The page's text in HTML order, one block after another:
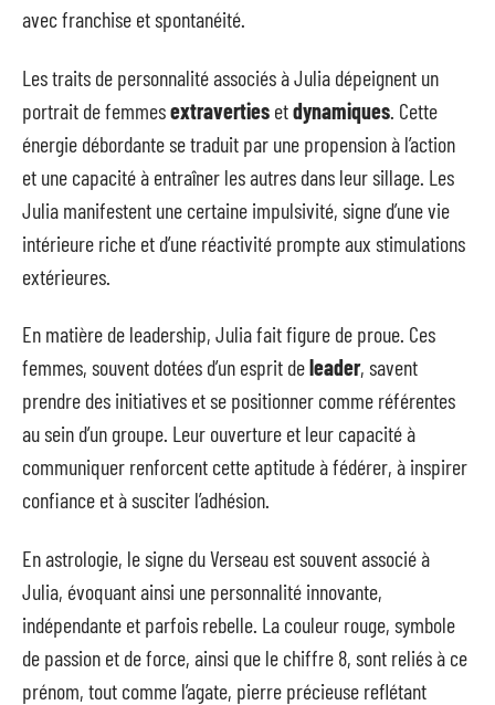
avec franchise et spontanéité.
Les traits de personnalité associés à Julia dépeignent un
portrait de femmesextraverties etdynamiques . Cette
énergie débordante se traduit par une propension à l’action
et une capacité à entraîner les autres dans leur sillage. Les
Julia manifestent une certaine impulsivité, signe d’une vie
intérieure riche et d’une réactivité prompte aux stimulations
extérieures.
En matière de leadership, Julia fait figure de proue. Ces
femmes, souvent dotées d’un esprit deleader, savent
prendre des initiatives et se positionner comme référentes
au sein d’un groupe. Leur ouverture et leur capacité à
communiquer renforcent cette aptitude à fédérer, à inspirer
confiance et à susciter l’adhésion.
En astrologie, le signe du Verseau est souvent associé à
Julia, évoquant ainsi une personnalité innovante,
indépendante et parfois rebelle. La couleur rouge, symbole
de passion et de force, ainsi que le chiffre 8, sont reliés à ce
prénom, tout comme l’agate, pierre précieuse reflétant